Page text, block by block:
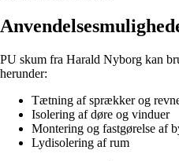
PU skum fra Harald Nyborg kan
herunder:
Tætning af sprækker og
Isolering af døre og vinduer
Montering og fastgørelse af
Lydisolering af rum